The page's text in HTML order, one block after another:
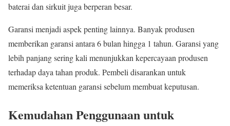
baterai dan sirkuit juga berperan besar.
Garansi menjadi aspek penting lainnya. Banyak produsen
memberikan garansi antara 6 bulan hingga 1 tahun. Garansi yang
lebih panjang sering kali menunjukkan kepercayaan produsen
terhadap daya tahan produk. Pembeli disarankan untuk
memeriksa ketentuan garansi sebelum membuat keputusan.
Kemudahan Penggunaan untuk